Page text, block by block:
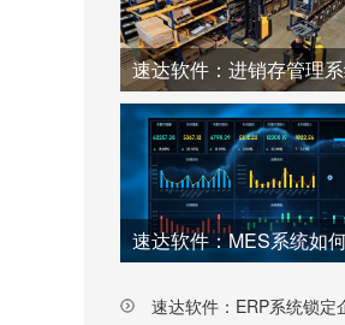
速达软件：ERP系统锁定